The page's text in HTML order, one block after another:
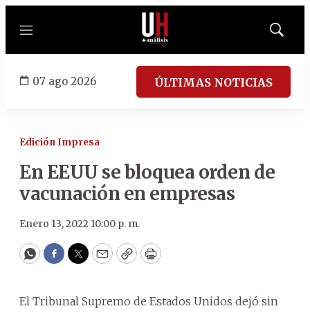
Menú
Mostrar
07 ago 2026 ÚLTIMAS NOTICIAS
Edición Impresa
En EEUU se bloquea orden de
vacunación en empresas
Enero 13, 2022 10:00 p. m.
WhatsApp
Facebook
Twitter
EmailCopyPrint
El Tribunal Supremo de Estados Unidos dejó sin